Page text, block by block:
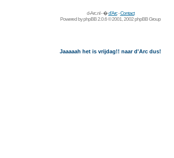
d-Arc.nl - �d'Arc-Contact
Powered byphpBB2.0.6 © 2001, 2002 phpBB Group
Jaaaaah het is vrijdag!! naar d'Arc dus!